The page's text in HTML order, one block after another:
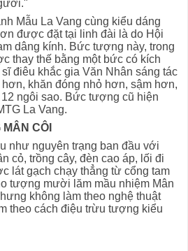
Mẫu La Vang cùng kiểu dáng
được đặt tại linh đài là do Hội
dâng kính. Bức tượng này, trong
thay thế bằng một bức có kích
điêu khắc gia Văn Nhân sáng tác
khăn đóng nhỏ hơn, sậm hơn,
ngôi sao. Bức tượng cũ hiện
La Vang.
CÔI
như nguyên trạng ban đầu với
cỏ, trồng cây, đèn cao áp, lối đi
lát gạch chạy thẳng từ cổng tam
tượng mười lăm mầu nhiệm Mân
không làm theo nghệ thuật
theo cách điệu trừu tượng kiểu